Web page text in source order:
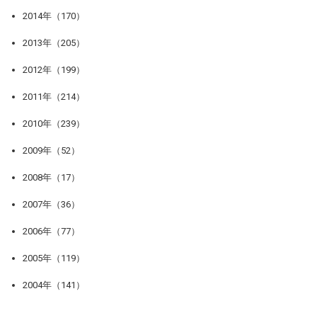
2014年（170）
2013年（205）
2012年（199）
2011年（214）
2010年（239）
2009年（52）
2008年（17）
2007年（36）
2006年（77）
2005年（119）
2004年（141）